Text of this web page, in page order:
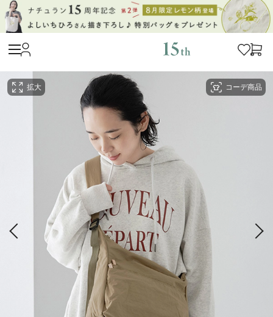
コーデ商品
拡大